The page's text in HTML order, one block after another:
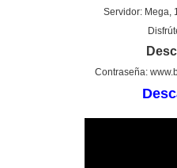
Servidor: Mega,
Contraseña: